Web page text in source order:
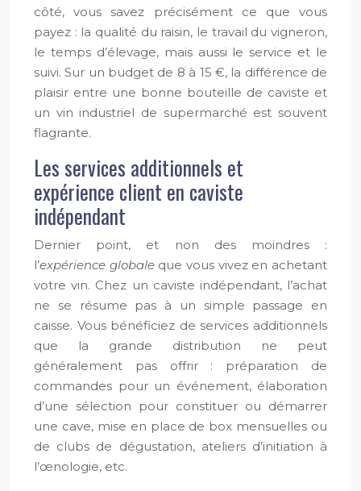
côté, vous savez précisément ce que vous
payez : la qualité du raisin, le travail du vigneron,
le temps d’élevage, mais aussi le service et le
suivi. Sur un budget de 8 à 15 €, la différence de
plaisir entre une bonne bouteille de caviste et
un vin industriel de supermarché est souvent
flagrante.
Les services additionnels et
expérience client en caviste
indépendant
Dernier point, et non des moindres :
l’expérience globaleque vous vivez en achetant
votre vin. Chez un caviste indépendant, l’achat
ne se résume pas à un simple passage en
caisse. Vous bénéficiez de services additionnels
que la grande distribution ne peut
généralement pas offrir : préparation de
commandes pour un événement, élaboration
d’une sélection pour constituer ou démarrer
une cave, mise en place de box mensuelles ou
de clubs de dégustation, ateliers d’initiation à
l’œnologie, etc.